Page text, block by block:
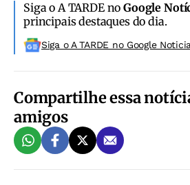
Siga o A TARDE noGoogle
principais destaques do dia.
Siga o A TARDE no Google
Compartilhe essa
amigos